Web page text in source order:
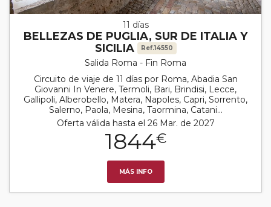
11 días
BELLEZAS DE PUGLIA, SUR DE ITALIA Y
SICILIA
Ref.14550
Salida Roma - Fin Roma
Circuito de viaje de 11 días por Roma, Abadia San
Giovanni In Venere, Termoli, Bari, Brindisi, Lecce,
Gallipoli, Alberobello, Matera, Napoles, Capri, Sorrento,
Salerno, Paola, Mesina, Taormina, Catani...
Oferta válida hasta el 26 Mar. de 2027
1844€
MÁS INFO